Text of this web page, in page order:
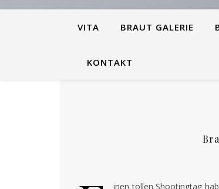
VITA BRAUT GALERIE
KONTAKT
inen tollen Shootingtag